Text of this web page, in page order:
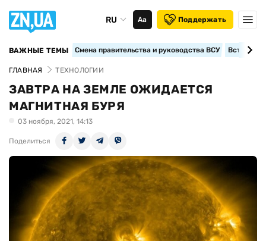
RU Аа Поддержать
ВАЖНЫЕ ТЕМЫ Смена правительства и руководства ВСУ
ГЛАВНАЯ ТЕХНОЛОГИИ
ЗАВТРА НА ЗЕМЛЕ ОЖИДАЕТСЯ
МАГНИТНАЯ БУРЯ
03 ноября, 2021, 14:13
Поделиться